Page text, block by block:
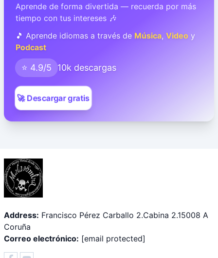
Aprende de forma divertida — recuerda por más
tiempo con tus intereses 🎶
🎵 Aprende idiomas a través de Música, Video y
Podcast
⭐ 4.9/5 10k descargas
🚀 Descargar gratis
Address: Francisco Pérez Carballo 2.Cabina 2.15008 A
Coruña
Correo electrónico: [email protected]